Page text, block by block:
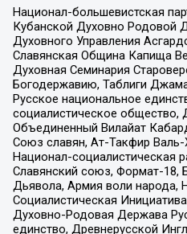
Национал-большевистская
Кубанской Духовно Родовой
Духовного Управления
Славянская Община Капища
Духовная Семинария
Богодержавию, Таблиги
Русское национальное
социалистическое общество,
Объединенный Вилайат
Союз славян, Ат-Такфир
Национал-социалистическая
Славянский союз, Формат-18,
Дьявола, Армия воли народа,
Социалистическая
Духовно-Родовая Держава
единство, Древнерусской